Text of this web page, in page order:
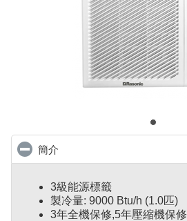
簡介
3級能源標籤
製冷量: 9000 Btu/h (1.0匹)
3年全機保修,5年壓縮機保修